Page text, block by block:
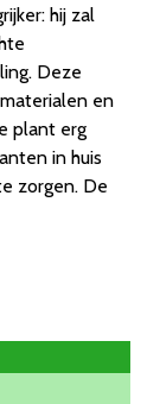
hij zal
Deze
en
plant erg
in huis
zorgen. De